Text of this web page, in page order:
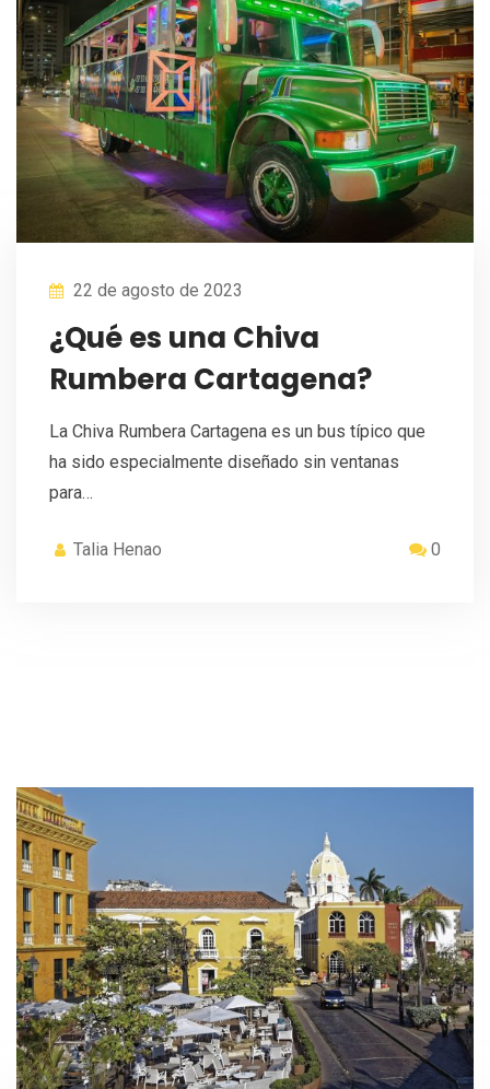
22 de agosto de 2023
¿Qué es una Chiva
Rumbera Cartagena?
La Chiva Rumbera Cartagena es un bus típico que
ha sido especialmente diseñado sin ventanas
para…
Talia Henao 0